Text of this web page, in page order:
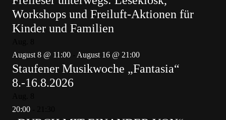
Workshops und Freiluft-Aktionen für
Kinder und Familien
August 8 @ 11:00
August 16 @ 21:00
Staufener Musikwoche „Fantasia“
8.-16.8.2026
20:00